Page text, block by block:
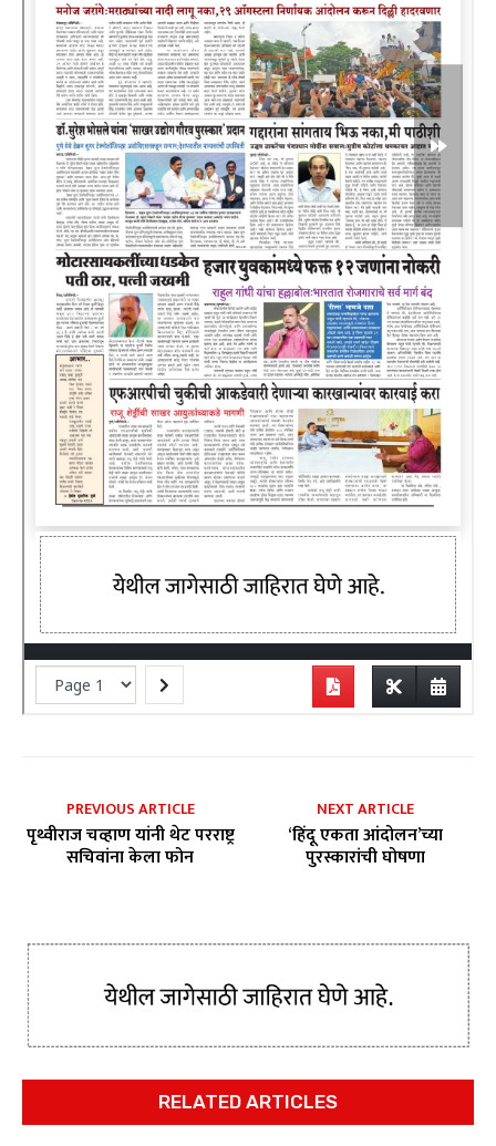
PREVIOUS ARTICLE
पृथ्वीराज चव्हाण यांनी थेट परराष्ट्र
सचिवांना केला फोन
NEXT ARTICLE
‘हिंदू एकता आंदोलन’च्या
पुरस्कारांची घोषणा
RELATED ARTICLES